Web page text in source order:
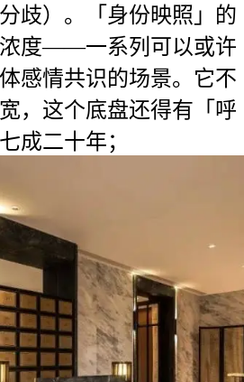
歧）。「身份映照」的
度——一系列可以或许
感情共识的场景。它不
，这个底盘还得有「呼
成二十年；